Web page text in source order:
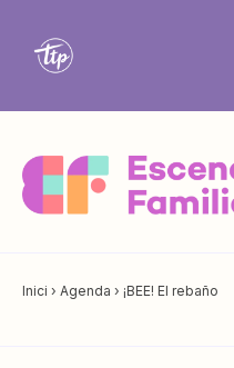
Inici › Agenda › ¡BEE! El rebaño